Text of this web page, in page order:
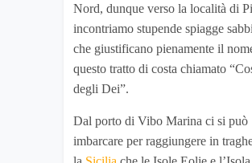
Nord, dunque verso la località di
incontriamo stupende spiagge
che giustificano pienamente il
questo tratto di costa chiamato
degli Dei”.
Dal porto di Vibo Marina ci si può
imbarcare per raggiungere in